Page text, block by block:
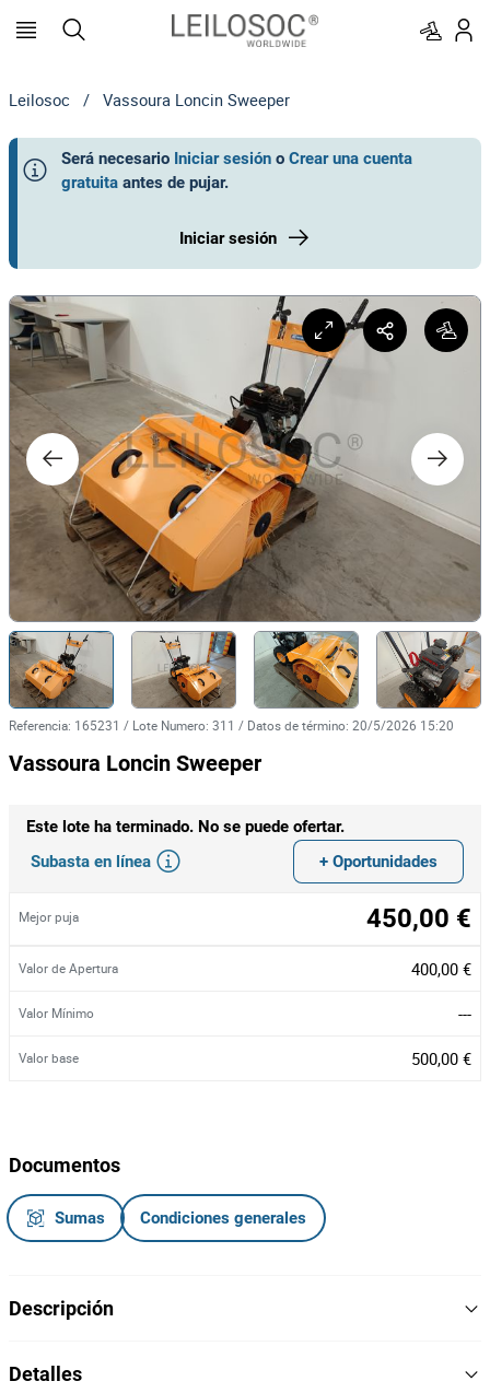
Leilosoc / Vassoura Loncin Sweeper
Será necesario Iniciar sesión o Crear una cuenta
gratuita antes de pujar.
Iniciar sesión
Referencia: 165231 / Lote Numero: 311 / Datos de término: 20/5/2026 15:20
Vassoura Loncin Sweeper
Este lote ha terminado. No se puede ofertar.
Subasta en línea
+ Oportunidades
Mejor puja 450,00 €
Valor de Apertura 400,00 €
Valor Mínimo ---
Valor base 500,00 €
Documentos
Sumas Condiciones generales
Descripción
Marca: Loncin Sweeper
Detalles